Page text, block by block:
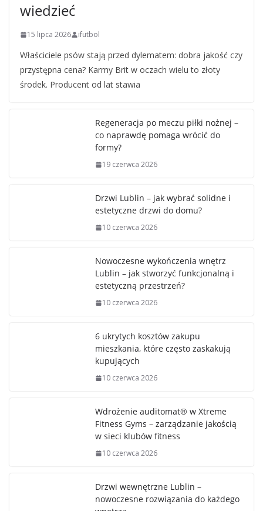
wiedzieć
15 lipca 2026 ifutbol
Właściciele psów stają przed dylematem: dobra jakość czy
przystępna cena? Karmy Brit w oczach wielu to złoty
środek. Producent od lat stawia
Regeneracja po meczu piłki nożnej –
co naprawdę pomaga wrócić do
formy?
19 czerwca 2026
Drzwi Lublin – jak wybrać solidne i
estetyczne drzwi do domu?
10 czerwca 2026
Nowoczesne wykończenia wnętrz
Lublin – jak stworzyć funkcjonalną i
estetyczną przestrzeń?
10 czerwca 2026
6 ukrytych kosztów zakupu
mieszkania, które często zaskakują
kupujących
10 czerwca 2026
Wdrożenie auditomat® w Xtreme
Fitness Gyms – zarządzanie jakością
w sieci klubów fitness
10 czerwca 2026
Drzwi wewnętrzne Lublin –
nowoczesne rozwiązania do każdego